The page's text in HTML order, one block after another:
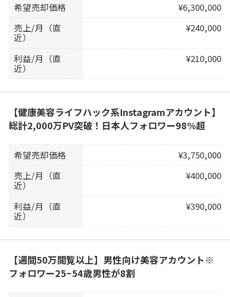
希望売却価格
¥6,300,000
売上/月（直
近）
¥240,000
利益/月（直
近）
¥210,000
【健康美容ライフハック系Instagramアカウント】
総計2,000万PV突破！日本人フォロワー98%超
希望売却価格
¥3,750,000
売上/月（直
近）
¥400,000
利益/月（直
近）
¥390,000
【週間50万閲覧以上】男性向け美容アカウント※
フォロワー25~54歳男性が8割